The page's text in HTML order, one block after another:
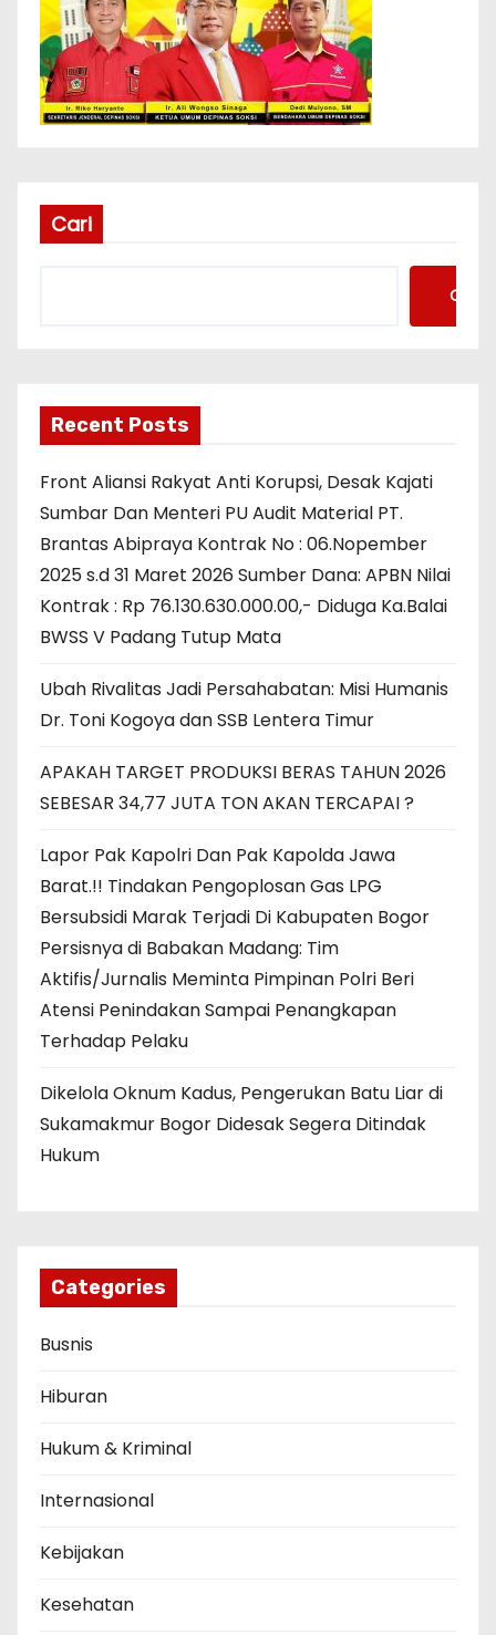
Cari
Cari
Recent Posts
Front Aliansi Rakyat Anti Korupsi, Desak Kajati
Sumbar Dan Menteri PU Audit Material PT.
Brantas Abipraya Kontrak No : 06.Nopember
2025 s.d 31 Maret 2026 Sumber Dana: APBN Nilai
Kontrak : Rp 76.130.630.000.00,- Diduga Ka.Balai
BWSS V Padang Tutup Mata
Ubah Rivalitas Jadi Persahabatan: Misi Humanis
Dr. Toni Kogoya dan SSB Lentera Timur
APAKAH TARGET PRODUKSI BERAS TAHUN 2026
SEBESAR 34,77 JUTA TON AKAN TERCAPAI ?
Lapor Pak Kapolri Dan Pak Kapolda Jawa
Barat.!! Tindakan Pengoplosan Gas LPG
Bersubsidi Marak Terjadi Di Kabupaten Bogor
Persisnya di Babakan Madang: Tim
Aktifis/Jurnalis Meminta Pimpinan Polri Beri
Atensi Penindakan Sampai Penangkapan
Terhadap Pelaku
Dikelola Oknum Kadus, Pengerukan Batu Liar di
Sukamakmur Bogor Didesak Segera Ditindak
Hukum
Categories
Busnis
Hiburan
Hukum & Kriminal
Internasional
Kebijakan
Kesehatan